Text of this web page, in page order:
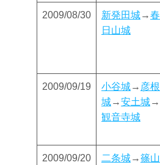
2009/08/30 新発田城→春
日山城
2009/09/19 小谷城→ 彦根
城→安土城→
観音寺城
2009/09/20 二条城→篠山